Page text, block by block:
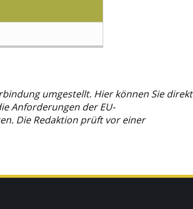
umgestellt. Hier können Sie direkt
Anforderungen der EU-
Die Redaktion prüft vor einer